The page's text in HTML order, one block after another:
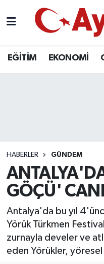
EĞİTİM EKONOMİ
HABERLER GÜNDEM
GÖÇÜ'
Antalya'da bu yıl
Yörük Türkmen
zurnayla develer ve
eden Yörükler,